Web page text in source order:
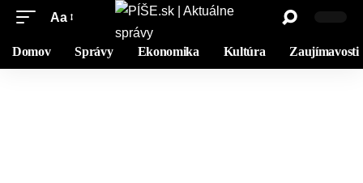
Aa
Domov Správy Ekonomika Kultúra Zaujímavosti